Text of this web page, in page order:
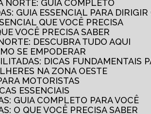
NORTE: GUIA COMPLETO
GUIA ESSENCIAL PARA
QUE VOCÊ PRECISA
VOCÊ PRECISA SABER
DESCUBRA TUDO AQUI
SE EMPODERAR
DICAS FUNDAMENTAIS
NA ZONA OESTE
MOTORISTAS
ESSENCIAIS
GUIA COMPLETO PARA VOCÊ
O QUE VOCÊ PRECISA SABER